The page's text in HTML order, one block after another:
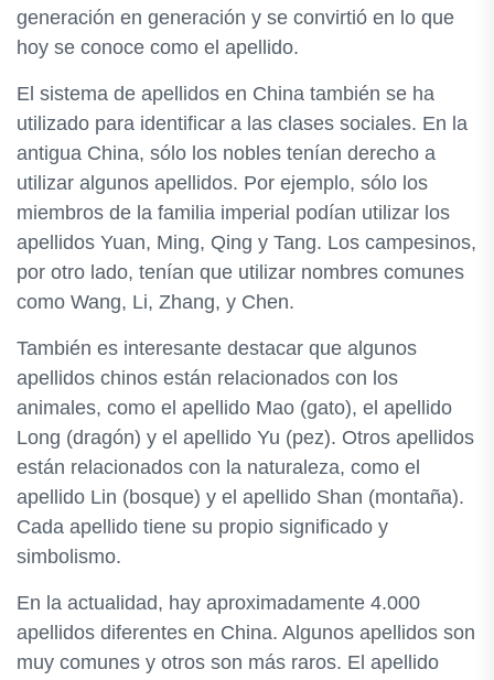
generación en generación y se convirtió en lo que
hoy se conoce como el apellido.
El sistema de apellidos en China también se ha
utilizado para identificar a las clases sociales. En la
antigua China, sólo los nobles tenían derecho a
utilizar algunos apellidos. Por ejemplo, sólo los
miembros de la familia imperial podían utilizar los
apellidos Yuan, Ming, Qing y Tang. Los campesinos,
por otro lado, tenían que utilizar nombres comunes
como Wang, Li, Zhang, y Chen.
También es interesante destacar que algunos
apellidos chinos están relacionados con los
animales, como el apellido Mao (gato), el apellido
Long (dragón) y el apellido Yu (pez). Otros apellidos
están relacionados con la naturaleza, como el
apellido Lin (bosque) y el apellido Shan (montaña).
Cada apellido tiene su propio significado y
simbolismo.
En la actualidad, hay aproximadamente 4.000
apellidos diferentes en China. Algunos apellidos son
muy comunes y otros son más raros. El apellido